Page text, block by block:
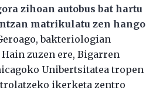
zihoan autobus bat hartu
matrikulatu zen hango
bakteriologian
zuzen ere, Bigarren
Unibertsitatea tropen
ikerketa zentro